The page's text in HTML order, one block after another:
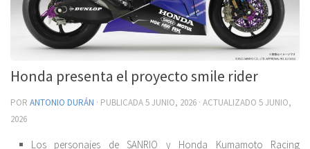
Honda presenta el proyecto smile rider
POR ANTONIO DURÁN · PUBLICADA5 JUNIO, 2026 · ACTUALIZADO 5 JUNIO,
2026
Los personajes de SANRIO y Honda Kumamoto Racing